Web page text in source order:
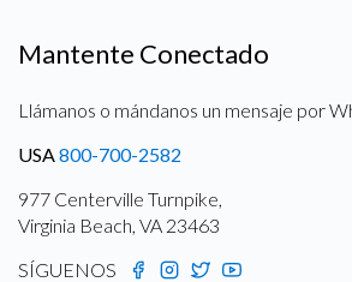
Mantente Conectado
Llámanos o mándanos un mensaje por
USA800-700-2582
977 Centerville Turnpike,
Virginia Beach, VA 23463
SÍGUENOS